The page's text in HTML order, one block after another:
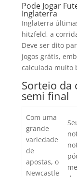
Pode Jogar
Inglaterra
Inglaterra
hitzfeld, a
Deve ser dito
jogos grátis,
calculada muito
Sorteio da
semi final
Com uma
grande
variedade
de
apostas, o
Newcastle